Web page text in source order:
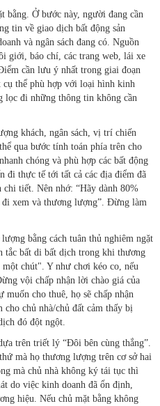
bằng. Ở bước này, người đang cần
tin về giao dịch bất động sản
và ngân sách đang có. Nguồn
giới, báo chí, các trang web, lái xe
cần lưu ý nhất trong giai đoạn
thể phù hợp với loại hình kinh
lọc đi những thông tin không cần
khách, ngân sách, vị trí chiến
qua bước tính toán phía trên cho
chóng và phù hợp các bất động
đi thực tế tới tất cả các địa điểm đã
chi tiết. Nên nhớ: “Hãy dành 80%
xem và thương lượng”. Đừng làm
bằng cách tuân thủ nghiêm ngặt
tắc bất di bất dịch trong khi thương
chút". Y như chơi kéo co, nếu
vội chấp nhận lời chào giá của
cho thuê, họ sẽ chấp nhận
cho chủ nhà/chủ đất cảm thấy bị
đó đột ngột.
trên triết lý “Đôi bên cùng thắng”.
mà họ thương lượng trên cơ sở hai
mà chủ nhà không ký tái tục thì
do việc kinh doanh đã ổn định,
hiệu. Nếu chủ mặt bằng không